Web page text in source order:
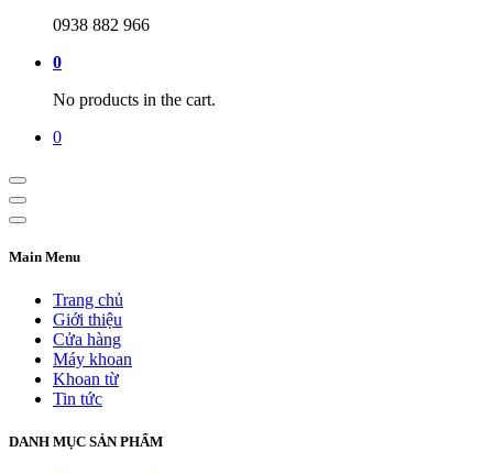
0938 882 966
0
No products in the cart.
0
Main Menu
Trang chủ
Giới thiệu
Cửa hàng
Máy khoan
Khoan từ
Tin tức
DANH MỤC SẢN PHẨM